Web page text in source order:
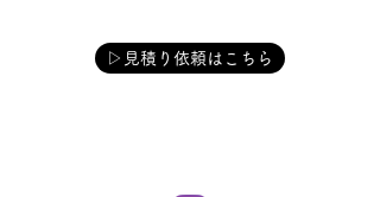
▷見積り依頼はこちら